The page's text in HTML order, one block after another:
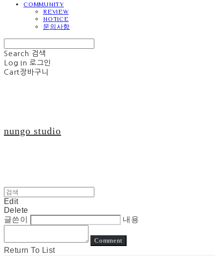
COMMUNITY
REVIEW
NOTICE
문의사항
Search 검색
Log In 로그인
Cart장바구니
nungo studio
Edit
Delete
글쓴이
내용
Comment
Return To List